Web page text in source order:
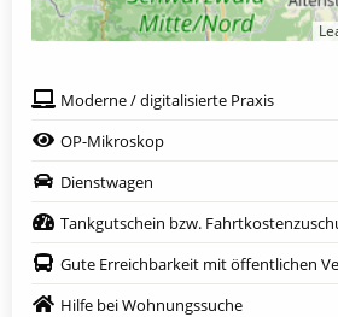
Moderne / digitalisierte Praxis
OP-Mikroskop
Dienstwagen
Tankgutschein bzw.
Gute Erreichbarkeit mit öffentlichen
Hilfe bei Wohnungssuche